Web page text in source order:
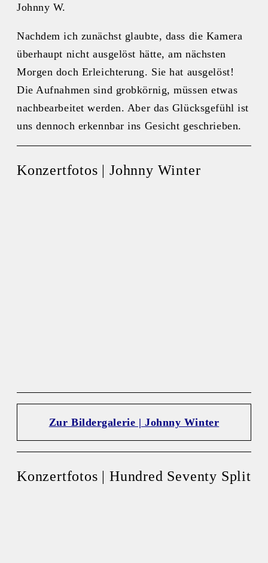
Johnny W.
Nachdem ich zunächst glaubte, dass die Kamera
überhaupt nicht ausgelöst hätte, am nächsten
Morgen doch Erleichterung. Sie hat ausgelöst!
Die Aufnahmen sind grobkörnig, müssen etwas
nachbearbeitet werden. Aber das Glücksgefühl ist
uns dennoch erkennbar ins Gesicht geschrieben.
Konzertfotos | Johnny Winter
Zur Bildergalerie | Johnny Winter
Konzertfotos | Hundred Seventy Split